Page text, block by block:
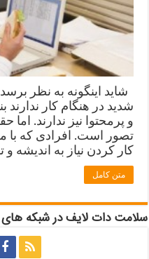
شاید اینگونه به نظر
شدید در هنگام کار ندارند
و پرمحتوا نیز ندارند.
تصور است. افرادی که با
کار کردن نیاز به اندیشه و
متن کامل
سلامت دات لایف در شبکه